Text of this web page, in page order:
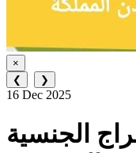
×
❮
❯
16 Dec 2025
الجنسية